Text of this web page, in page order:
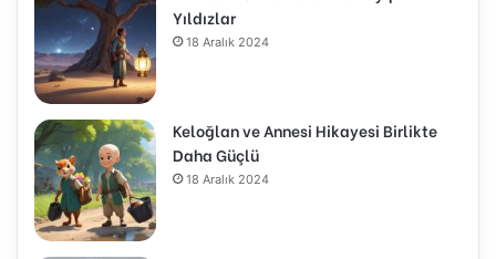
Yıldızlar
18 Aralık 2024
Keloğlan ve Annesi Hikayesi Birlikte
Daha Güçlü
18 Aralık 2024